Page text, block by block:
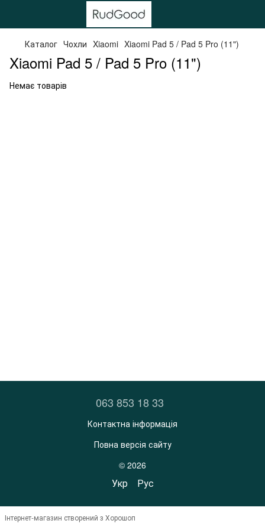
Каталог Чохли Xiaomi Xiaomi Pad 5 / Pad 5 Pro (11")
Xiaomi Pad 5 / Pad 5 Pro (11")
Немає товарів
063 853 18 33
Контактна інформація
Повна версія сайту
© 2026
Укр Рус
Інтернет-магазин створений з Хорошоп